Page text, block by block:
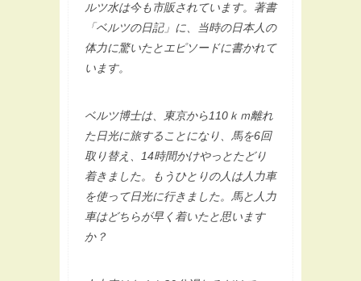
ルツ水は今も市販されています。著書
「ベルツの日記」に、当時の日本人の
体力に驚いたとエピソードに書かれて
います。
ベルツ博士は、東京から110ｋｍ離れ
た日光に旅することになり、馬を6回
取り替え、14時間かけやっとたどり
着きました。もうひとりの人は人力車
を使って日光に行きました。馬と人力
車はどちらが早く着いたと思います
か？